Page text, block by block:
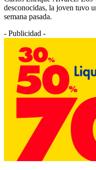
desconocidas, la joven tuvo
semana pasada.
- Publicidad -